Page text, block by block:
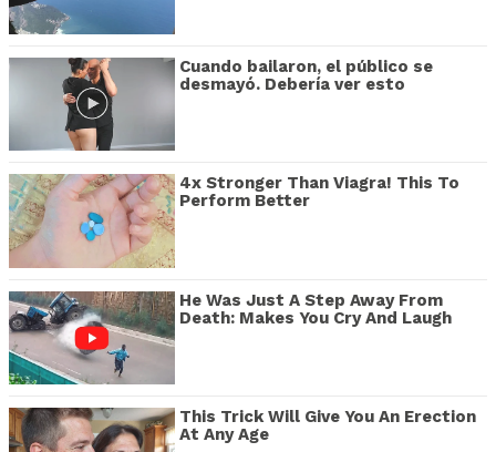
Cuando bailaron, el público se
desmayó. Debería ver esto
4x Stronger Than Viagra! This To
Perform Better
He Was Just A Step Away From
Death: Makes You Cry And Laugh
This Trick Will Give You An Erection
At Any Age